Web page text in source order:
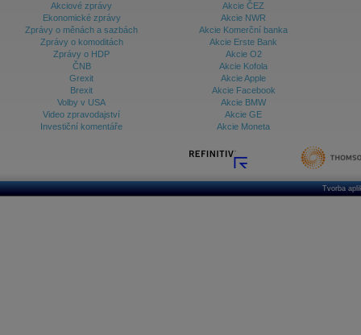
Akciové zprávy
Ekonomické zprávy
Zprávy o měnách a sazbách
Zprávy o komoditách
Zprávy o HDP
ČNB
Grexit
Brexit
Volby v USA
Video zpravodajství
Investiční komentáře
Akcie ČEZ
Akcie NWR
Akcie Komerční banka
Akcie Erste Bank
Akcie O2
Akcie Kofola
Akcie Apple
Akcie Facebook
Akcie BMW
Akcie GE
Akcie Moneta
Tvorba